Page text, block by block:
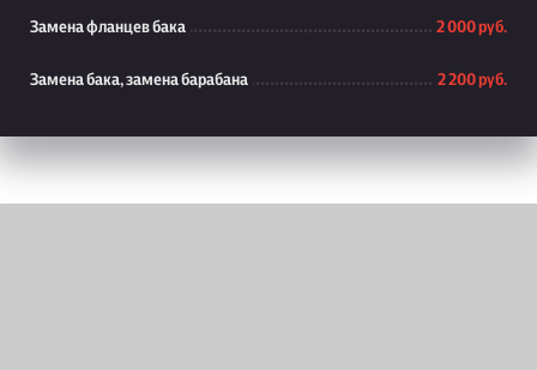
Замена фланцев бака 2 000 руб.
Замена бака, замена барабана 2 200 руб.